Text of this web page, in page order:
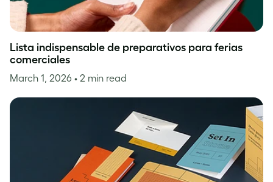
Lista indispensable de preparativos para ferias
comerciales
March 1, 2026 • 2 min read